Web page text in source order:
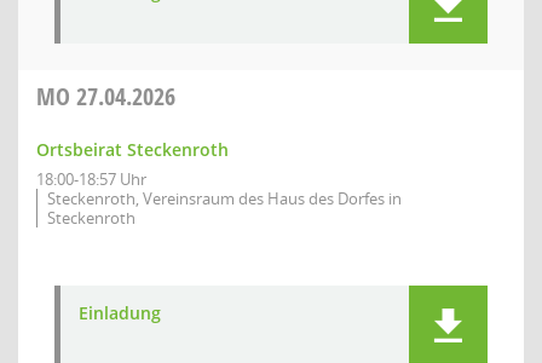
MO 27.04.2026
Ortsbeirat Steckenroth
18:00-18:57 Uhr
Steckenroth, Vereinsraum des Haus des Dorfes in
Steckenroth
Einladung